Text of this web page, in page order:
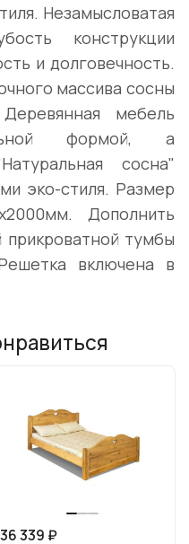
Незамысловатая
конструкции
и долговечность.
массива сосны
мебель
формой, а
сосна"
эко-стиля. Размер
Дополнить
тумбы
включена в
36 339 ₽